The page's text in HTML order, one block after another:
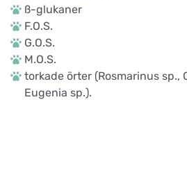
ß-glukaner
F.O.S.
G.O.S.
M.O.S.
torkade örter (Rosmarinus sp.,
Eugenia sp.).